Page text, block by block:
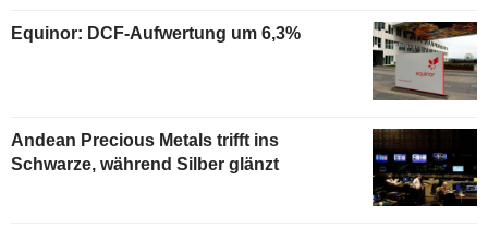
Equinor: DCF-Aufwertung um 6,3%
Andean Precious Metals trifft ins
Schwarze, während Silber glänzt